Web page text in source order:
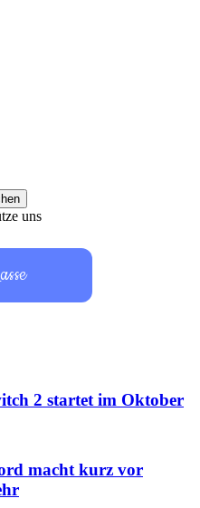
uns
2 startet im Oktober
macht kurz vor